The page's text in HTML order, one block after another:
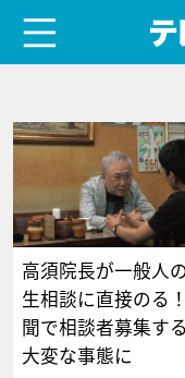
高須院長が一般人
生相談に直接のる
聞で相談者募集す
大変な事態に